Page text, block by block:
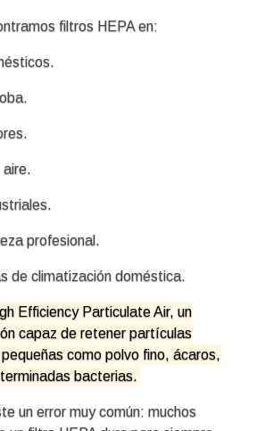
filtros HEPA en:
aire.
profesional.
de climatización doméstica.
Efficiency Particulate Air, un
capaz de retener partículas
como polvo fino, ácaros,
bacterias.
un error muy común: muchos